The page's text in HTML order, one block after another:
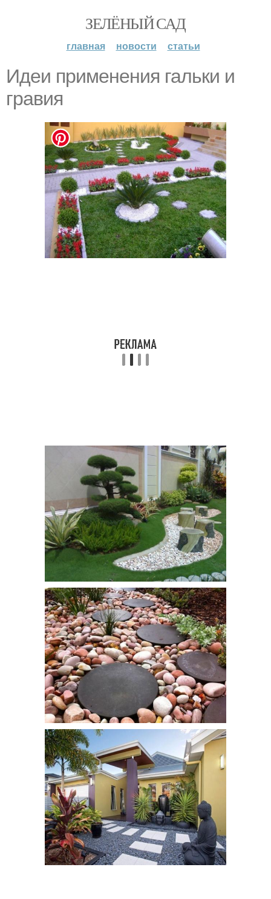
ЗЕЛЁНЫЙ САД
главная новости статьи
Идеи применения гальки и
гравия